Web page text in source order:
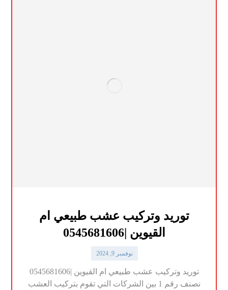
توريد وتركيب عشب طبيعي ام
القيوين |0545681606
نوفمبر 9, 2024
توريد وتركيب عشب طبيعي ام القيوين |0545681606
نصنف رقم 1 بين الشركات التي تقوم بتركيب العشب